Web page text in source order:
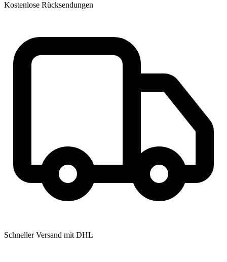
Kostenlose Rücksendungen
Schneller Versand mit DHL